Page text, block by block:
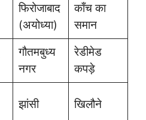
फिरोजाबाद
(अयोध्या)
काँच का
समान
गौतमबुध्य
नगर
रेडीमेड
कपड़े
झांसी खिलौने